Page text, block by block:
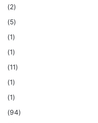
(2)
(5)
(1)
(1)
(11)
(1)
(1)
(94)